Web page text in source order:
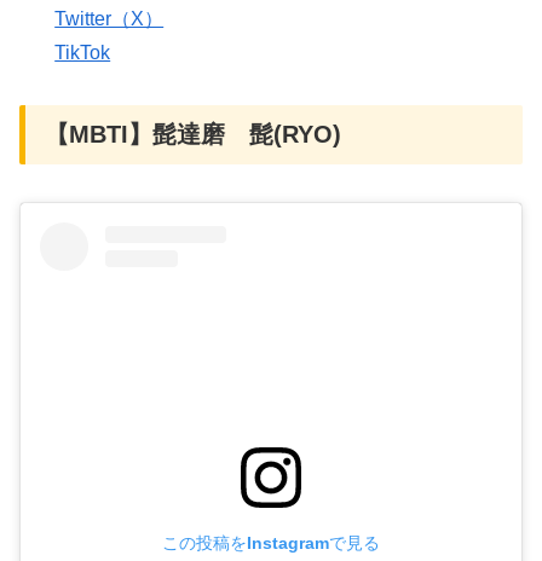
Twitter（X）
TikTok
【MBTI】髭達磨 髭(RYO)
この投稿をInstagramで見る